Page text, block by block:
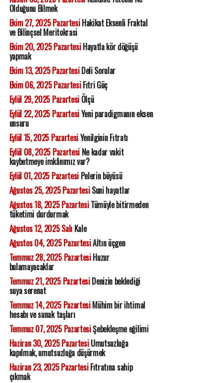
Olduğunu Bilmek
Ekim 27, 2025 PazartesiHakikat Eksenli Fraktal
ve Bilinçsel Meritokrasi
Ekim 20, 2025 PazartesiHayatla kör döğüşü
yapmak
Ekim 13, 2025 PazartesiDeli Sorular
Ekim 06, 2025 PazartesiFıtri Güç
Eylül 29, 2025 PazartesiÖlçü
Eylül 22, 2025 PazartesiYeni paradigmanın eksen
unsuru
Eylül 15, 2025 PazartesiYenilginin Fıtratı
Eylül 08, 2025 PazartesiNe kadar vakit
kaybetmeye imkânımız var?
Eylül 01, 2025 PazartesiPelerin büyüsü
Ağustos 25, 2025 PazartesiSuni hayatlar
Ağustos 18, 2025 PazartesiTümüyle bitirmeden
tüketimi durdurmak
Ağustos 12, 2025 SalıKale
Ağustos 04, 2025 PazartesiAltın üçgen
Temmuz 28, 2025 PazartesiHuzur
bulamayacaklar
Temmuz 21, 2025 PazartesiDenizin beklediği
suya serenat
Temmuz 14, 2025 PazartesiMühim bir ihtimal
hesabı ve sunak taşları
Temmuz 07, 2025 PazartesiŞebekleşme eğilimi
Haziran 30, 2025 PazartesiUmutsuzluğa
kapılmak, umutsuzluğa düşürmek
Haziran 23, 2025 PazartesiFıtratına sahip
çıkmak